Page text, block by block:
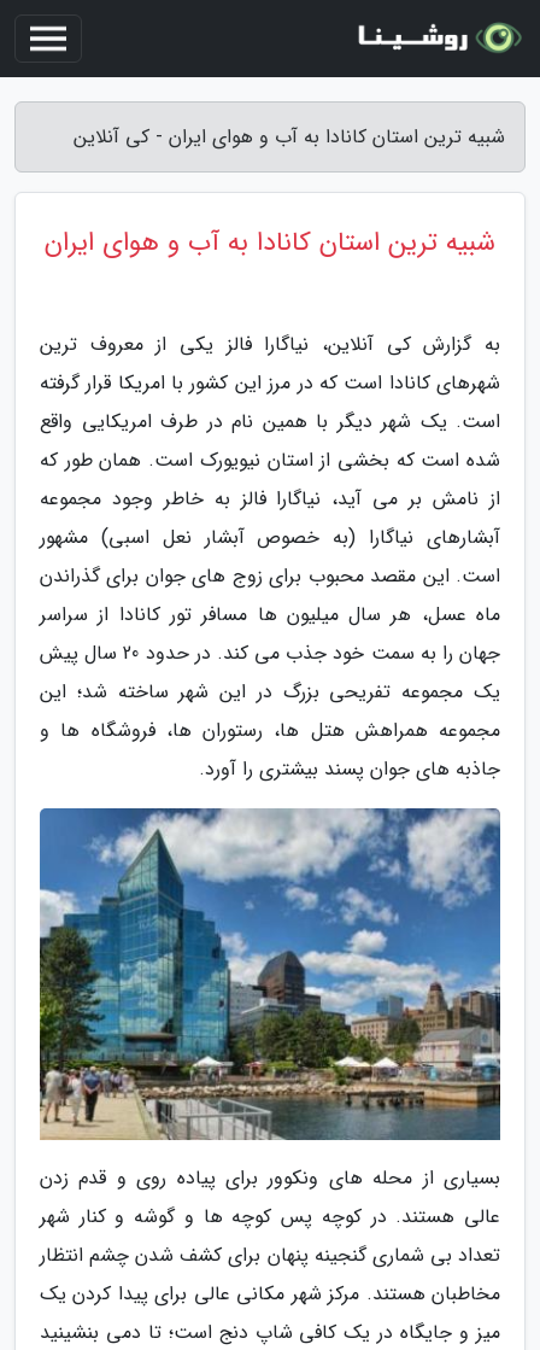
شبیه ترین استان کانادا به آب و هوای ایران - کی آنلاین
شبیه ترین استان کانادا به آب و هوای ایران
به گزارش کی آنلاین، نیاگارا فالز یکی از معروف ترین
شهرهای کانادا است که در مرز این کشور با امریکا قرار گرفته
است. یک شهر دیگر با همین نام در طرف امریکایی واقع
شده است که بخشی از استان نیویورک است. همان طور که
از نامش بر می آید، نیاگارا فالز به خاطر وجود مجموعه
آبشارهای نیاگارا (به خصوص آبشار نعل اسبی) مشهور
است. این مقصد محبوب برای زوج های جوان برای گذراندن
ماه عسل، هر سال میلیون ها مسافر تور کانادا از سراسر
جهان را به سمت خود جذب می کند. در حدود 20 سال پیش
یک مجموعه تفریحی بزرگ در این شهر ساخته شد؛ این
مجموعه همراهش هتل ها، رستوران ها، فروشگاه ها و
جاذبه های جوان پسند بیشتری را آورد.
بسیاری از محله های ونکوور برای پیاده روی و قدم زدن
عالی هستند. در کوچه پس کوچه ها و گوشه و کنار شهر
تعداد بی شماری گنجینه پنهان برای کشف شدن چشم انتظار
مخاطبان هستند. مرکز شهر مکانی عالی برای پیدا کردن یک
میز و جایگاه در یک کافی شاپ دنج است؛ تا دمی بنشینید